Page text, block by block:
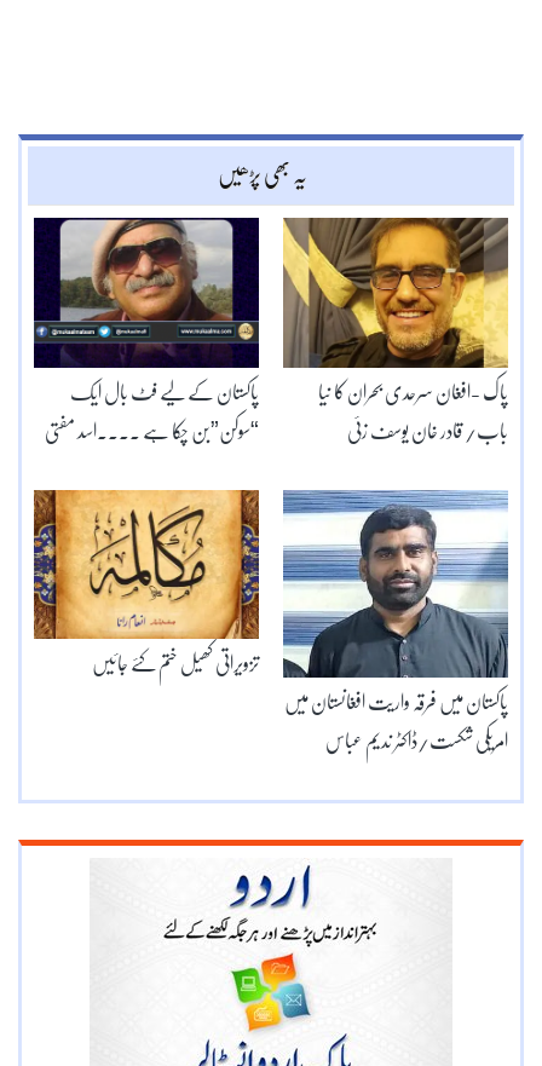
یہ بھی پڑھیں
پاکستان کے لیے فٹ بال ایک
“سوکن”بن چکا ہے ۔۔۔۔اسد مفتی
پاک -افغان سرحدی بحران کا نیا
باب/ قادر خان یوسف زئی
تزویراتی کھیل ختم کئے جائیں
پاکستان میں فرقہ واریت افغانستان میں
امریکی شکست/ڈاکٹر ندیم عباس